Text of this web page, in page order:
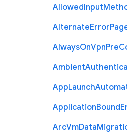
AllowedInput
AlternateError
AlwaysOnVpnPre
Ambient
AppLaunch
ApplicationBound
ArcVmData